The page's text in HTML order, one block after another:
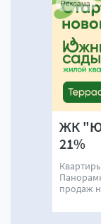
ЖК
21%
продаж
Реклама